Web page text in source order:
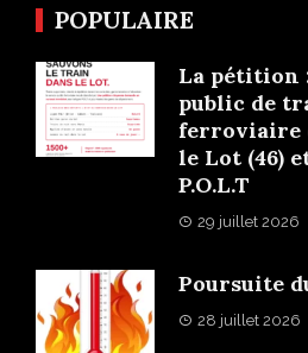
POPULAIRE
La pétition
public de
ferroviaire
le Lot (46)
P.O.L.T
29 juillet 2026
Poursuite
28 juillet 2026